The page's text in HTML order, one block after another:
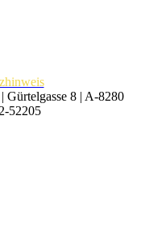
Gürtelgasse 8 | A-8280
52205